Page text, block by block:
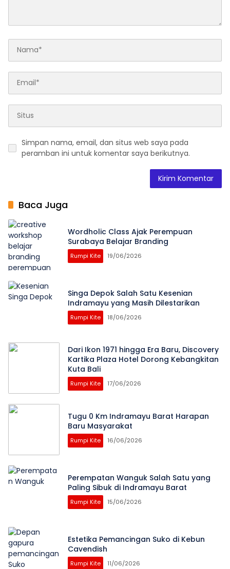
Simpan nama, email, dan situs web saya pada
peramban ini untuk komentar saya berikutnya.
Baca Juga
Wordholic Class Ajak Perempuan
Surabaya Belajar Branding
Rumpi Kite 19/06/2026
Singa Depok Salah Satu Kesenian
Indramayu yang Masih Dilestarikan
Rumpi Kite 18/06/2026
Dari Ikon 1971 hingga Era Baru, Discovery
Kartika Plaza Hotel Dorong Kebangkitan
Kuta Bali
Rumpi Kite 17/06/2026
Tugu 0 Km Indramayu Barat Harapan
Baru Masyarakat
Rumpi Kite 16/06/2026
Perempatan Wanguk Salah Satu yang
Paling Sibuk di Indramayu Barat
Rumpi Kite 15/06/2026
Estetika Pemancingan Suko di Kebun
Cavendish
Rumpi Kite 11/06/2026